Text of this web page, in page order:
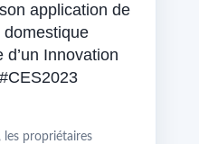
application de
domestique
Innovation
propriétaires